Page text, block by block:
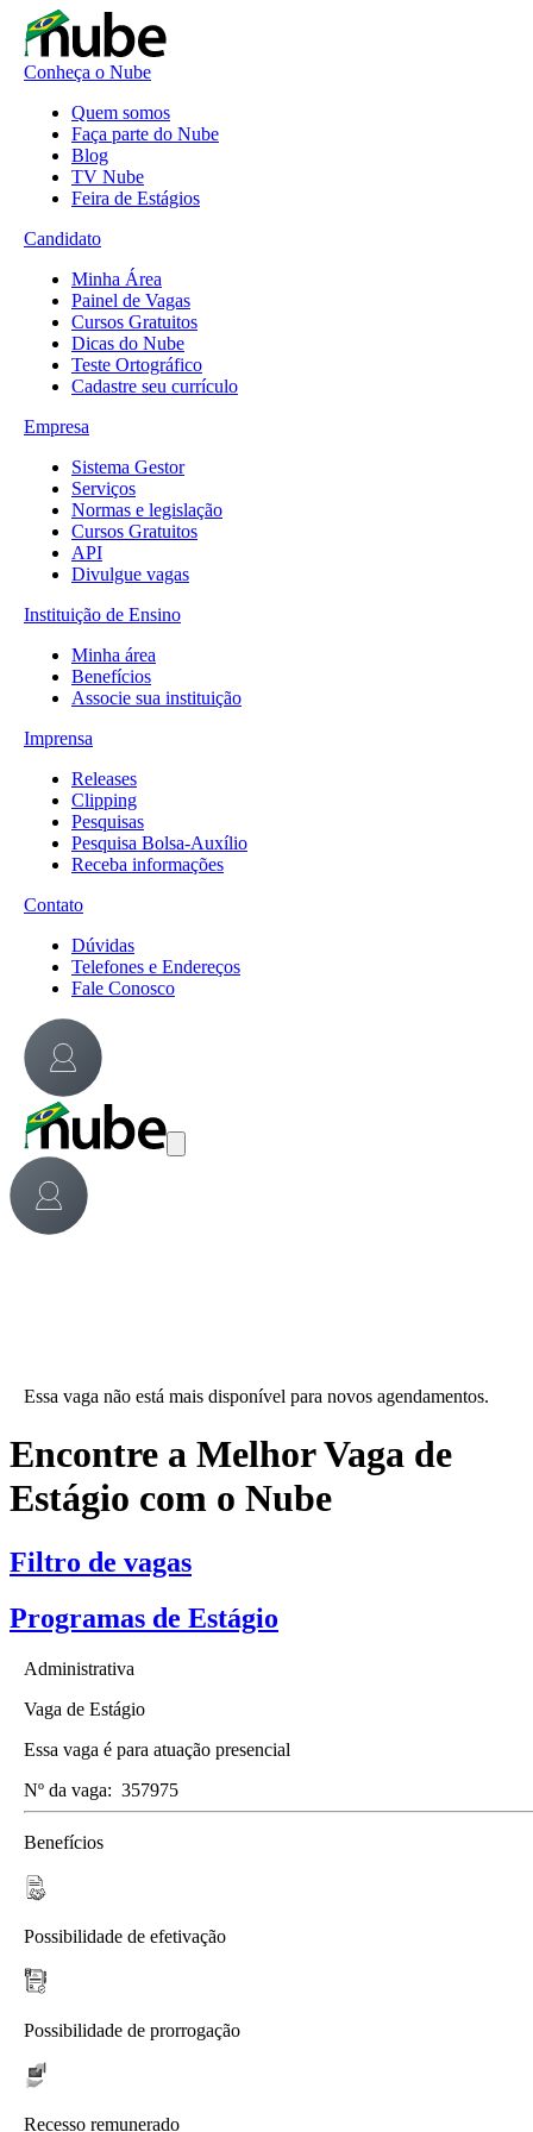
Conheça o Nube
Quem somos
Faça parte do Nube
Blog
TV Nube
Feira de Estágios
Candidato
Minha Área
Painel de Vagas
Cursos Gratuitos
Dicas do Nube
Teste Ortográfico
Cadastre seu currículo
Empresa
Sistema Gestor
Serviços
Normas e legislação
Cursos Gratuitos
API
Divulgue vagas
Instituição de Ensino
Minha área
Benefícios
Associe sua instituição
Imprensa
Releases
Clipping
Pesquisas
Pesquisa Bolsa-Auxílio
Receba informações
Contato
Dúvidas
Telefones e Endereços
Fale Conosco
Essa vaga não está mais disponível para novos agendamentos.
Encontre a Melhor Vaga de
Estágio com o Nube
Filtro de vagas
Programas de Estágio
Administrativa
Vaga de Estágio
Essa vaga é para atuação presencial
Nº da vaga: 357975
Benefícios
Possibilidade de efetivação
Possibilidade de prorrogação
Recesso remunerado